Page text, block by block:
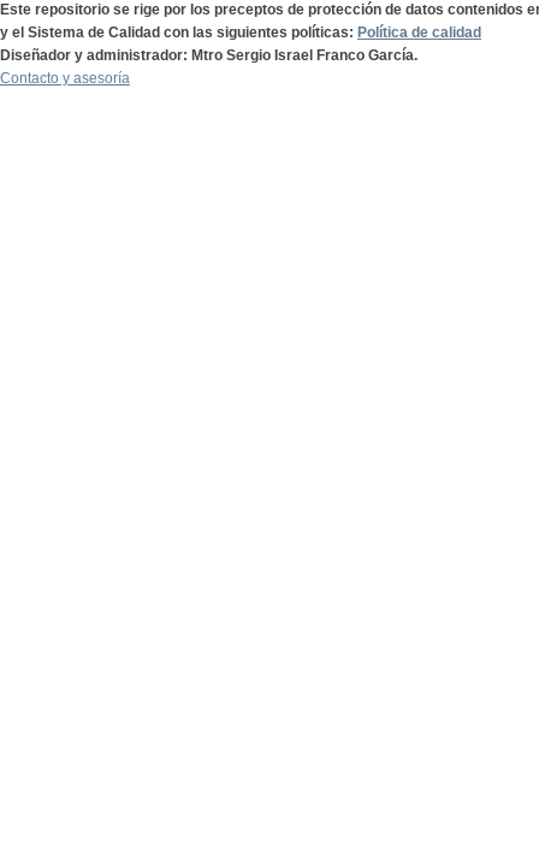
Este repositorio se rige por los preceptos de protección de datos contenidos
y el Sistema de Calidad con las siguientes políticas: Política de calidad
Diseñador y administrador: Mtro Sergio Israel Franco García.
Contacto y asesoría